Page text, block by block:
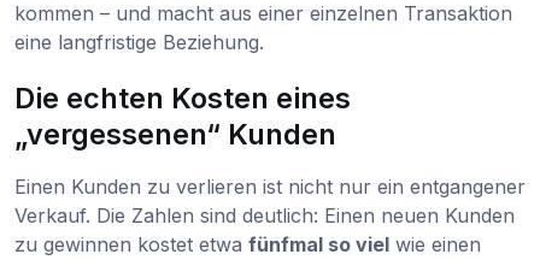
kommen – und macht aus einer einzelnen Transaktion
eine langfristige Beziehung.
Die echten Kosten eines
„vergessenen“ Kunden
Einen Kunden zu verlieren ist nicht nur ein entgangener
Verkauf. Die Zahlen sind deutlich: Einen neuen Kunden
zu gewinnen kostet etwa fünfmal so viel wie einen